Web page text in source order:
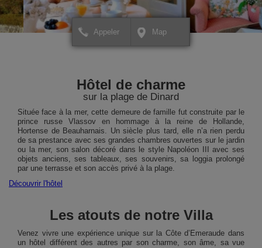
Leaflet| Map data © contributors
sur votre destination,
cliquez ICI.
×
Leaflet| Map data © contributors
Appeler Map
Hôtel de charme
sur la plage de Dinard
Située face à la mer, cette demeure de famille fut construite par le
prince russe Vlassov en hommage à la reine de Hollande,
Hortense de Beauharnais. Un siècle plus tard, elle n’a rien perdu
de sa prestance avec ses grandes chambres ouvertes sur le jardin
ou la mer, son salon décoré dans le style Napoléon III avec ses
objets anciens, ses tableaux, ses souvenirs, sa loggia prolongé
par une terrasse et son accès privé à la plage.
Découvrir l'hôtel
Les atouts de notre Villa
Venez vivre une expérience unique sur la Côte d’Emeraude dans
un hôtel différent des autres par son charme, son âme, sa vue